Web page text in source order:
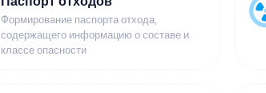
Формирование паспорта отхода,
содержащего информацию о составе и
классе опасности